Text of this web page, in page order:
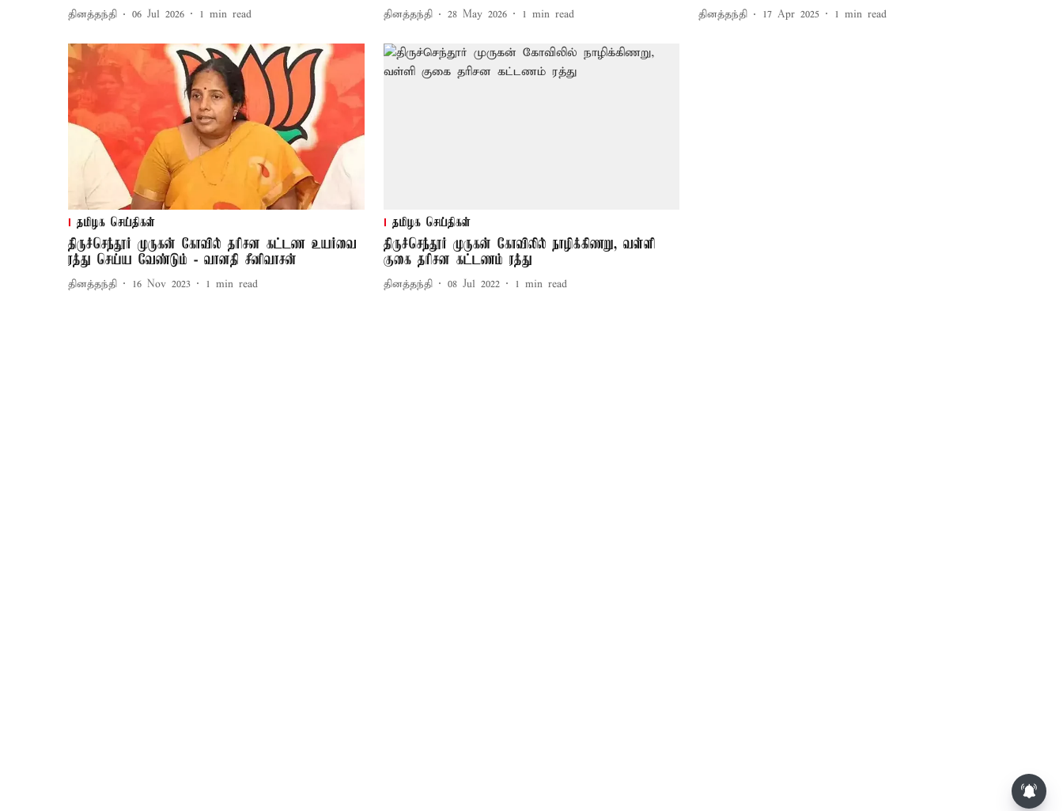
தினத்தந்தி 06 Jul 2026 1 min read தினத்தந்தி 28 May 2026 1 min read தினத்தந்தி 17 Apr 2025 1 min read
தமிழக செய்திகள்
திருச்செந்தூர் முருகன் கோவில் தரிசன கட்டண உயர்வை
ரத்து செய்ய வேண்டும் - வானதி சீனிவாசன்
தினத்தந்தி 16 Nov 2023 1 min read
தமிழக செய்திகள்
திருச்செந்தூர் முருகன் கோவிலில் நாழிக்கிணறு, வள்ளி
குகை தரிசன கட்டணம் ரத்து
தினத்தந்தி 08 Jul 2022 1 min read